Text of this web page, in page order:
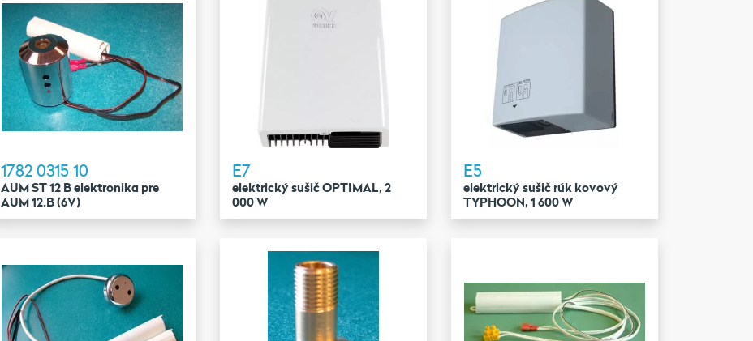
1782 0315 10
AUM ST 12 B elektronika pre
AUM 12.B (6V)
E7
elektrický sušič OPTIMAL, 2
000 W
E5
elektrický sušič rúk kovový
TYPHOON, 1 600 W